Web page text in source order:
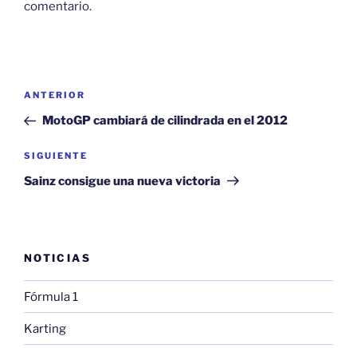
comentario.
Navegación
entradas
Entrada
anterior:
ANTERIOR
MotoGP cambiará de cilindrada en el 2012
Siguiente
entrada
SIGUIENTE
Sainz consigue una nueva victoria
NOTICIAS
Fórmula 1
Karting